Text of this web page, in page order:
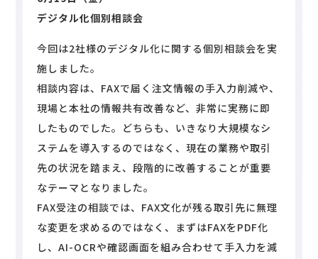
デジタル化個別相談会
今回は2社様のデジタル化に関する個別相談会を実
施しました。
相談内容は、FAXで届く注文情報の手入力削減や、
現場と本社の情報共有改善など、非常に実務に即
したものでした。どちらも、いきなり大規模なシ
ステムを導入するのではなく、現在の業務や取引
先の状況を踏まえ、段階的に改善することが重要
なテーマとなりました。
FAX受注の相談では、FAX文化が残る取引先に無理
な変更を求めるのではなく、まずはFAXをPDF化
し、AI-OCRや確認画面を組み合わせて手入力を減